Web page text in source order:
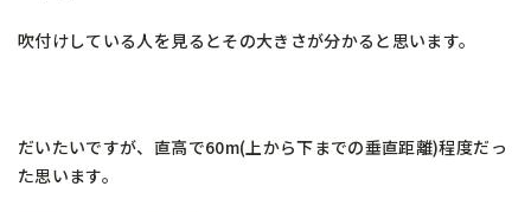
吹付けしている人を見るとその大きさが分かると思います。
だいたいですが、直高で60m(上から下までの垂直距離)程度だっ
た思います。